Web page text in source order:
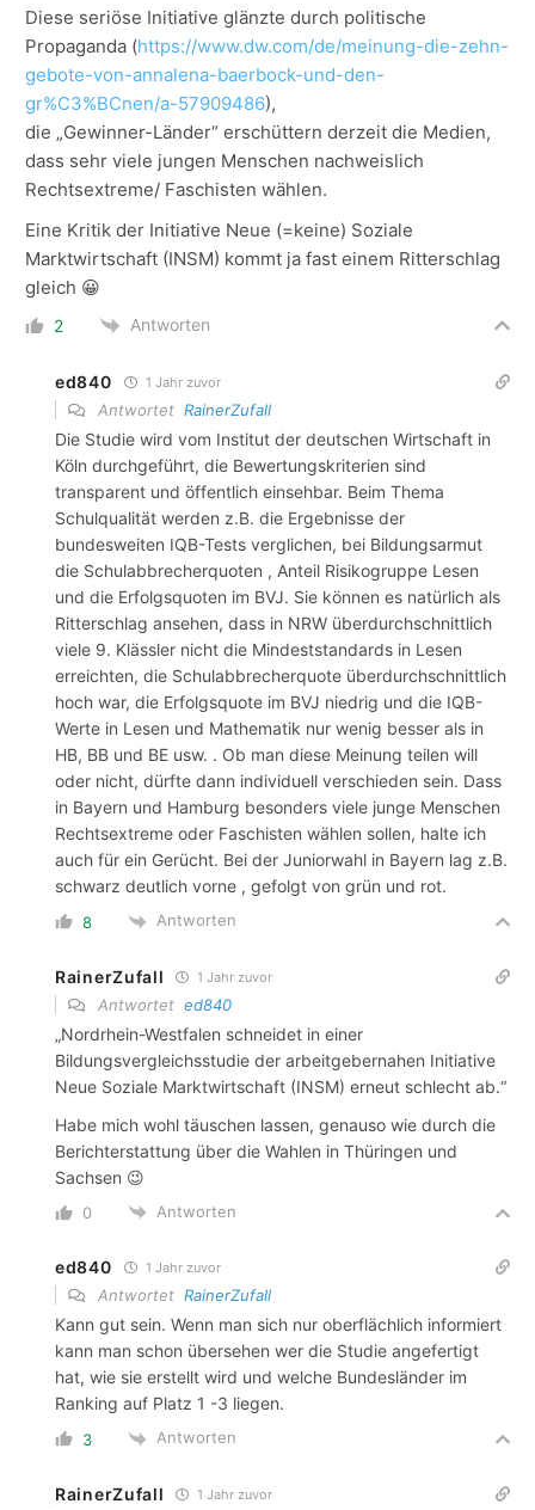
Diese seriöse Initiative glänzte durch politische
Propaganda (https://www.dw.com/de/meinung-die-zehn-
gebote-von-annalena-baerbock-und-den-
gr%C3%BCnen/a-57909486),
die „Gewinner-Länder“ erschüttern derzeit die Medien,
dass sehr viele jungen Menschen nachweislich
Rechtsextreme/ Faschisten wählen.
Eine Kritik der Initiative Neue (=keine) Soziale
Marktwirtschaft (INSM) kommt ja fast einem Ritterschlag
gleich 😀
2 Antworten
ed840 1 Jahr zuvor
Antwortet RainerZufall
Die Studie wird vom Institut der deutschen Wirtschaft in
Köln durchgeführt, die Bewertungskriterien sind
transparent und öffentlich einsehbar. Beim Thema
Schulqualität werden z.B. die Ergebnisse der
bundesweiten IQB-Tests verglichen, bei Bildungsarmut
die Schulabbrecherquoten , Anteil Risikogruppe Lesen
und die Erfolgsquoten im BVJ. Sie können es natürlich als
Ritterschlag ansehen, dass in NRW überdurchschnittlich
viele 9. Klässler nicht die Mindeststandards in Lesen
erreichten, die Schulabbrecherquote überdurchschnittlich
hoch war, die Erfolgsquote im BVJ niedrig und die IQB-
Werte in Lesen und Mathematik nur wenig besser als in
HB, BB und BE usw. . Ob man diese Meinung teilen will
oder nicht, dürfte dann individuell verschieden sein. Dass
in Bayern und Hamburg besonders viele junge Menschen
Rechtsextreme oder Faschisten wählen sollen, halte ich
auch für ein Gerücht. Bei der Juniorwahl in Bayern lag z.B.
schwarz deutlich vorne , gefolgt von grün und rot.
8 Antworten
RainerZufall 1 Jahr zuvor
Antwortet ed840
„Nordrhein-Westfalen schneidet in einer
Bildungsvergleichsstudie der arbeitgebernahen Initiative
Neue Soziale Marktwirtschaft (INSM) erneut schlecht ab.“
Habe mich wohl täuschen lassen, genauso wie durch die
Berichterstattung über die Wahlen in Thüringen und
Sachsen 😉
0 Antworten
ed840 1 Jahr zuvor
Antwortet RainerZufall
Kann gut sein. Wenn man sich nur oberflächlich informiert
kann man schon übersehen wer die Studie angefertigt
hat, wie sie erstellt wird und welche Bundesländer im
Ranking auf Platz 1 -3 liegen.
3 Antworten
RainerZufall 1 Jahr zuvor